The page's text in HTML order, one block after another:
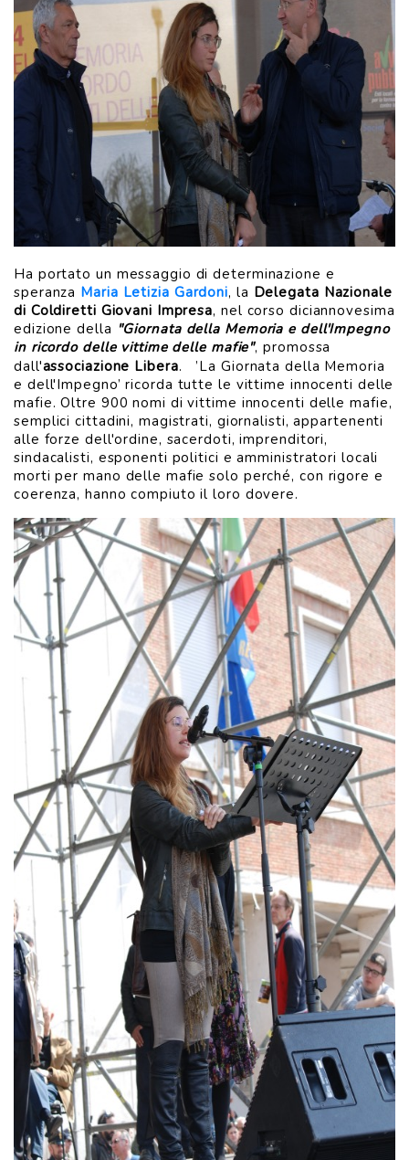
Ha portato un messaggio di determinazione e
speranza Maria Letizia Gardoni, la Delegata Nazionale
di Coldiretti Giovani Impresa, nel corso diciannovesima
edizione della "Giornata della Memoria e dell'Impegno
in ricordo delle vittime delle mafie", promossa
dall'associazione Libera. ’La Giornata della Memoria
e dell'Impegno’ ricorda tutte le vittime innocenti delle
mafie. Oltre 900 nomi di vittime innocenti delle mafie,
semplici cittadini, magistrati, giornalisti, appartenenti
alle forze dell'ordine, sacerdoti, imprenditori,
sindacalisti, esponenti politici e amministratori locali
morti per mano delle mafie solo perché, con rigore e
coerenza, hanno compiuto il loro dovere.